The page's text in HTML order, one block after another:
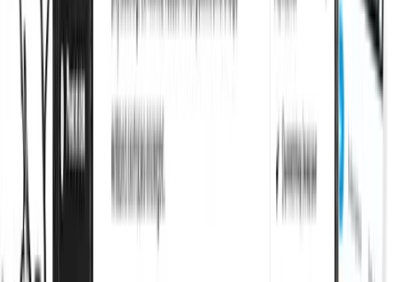
Indexation instantanée